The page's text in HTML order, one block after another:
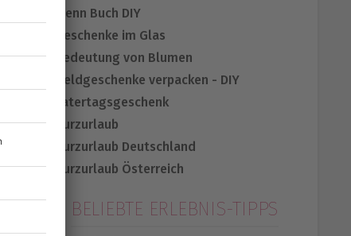
Wenn Buch DIY
Geschenke im Glas
Bedeutung von Blumen
Geldgeschenke verpacken - DIY
Vatertagsgeschenk
Kurzurlaub
Kurzurlaub Deutschland
Kurzurlaub Österreich
BELIEBTE ERLEBNIS-TIPPS